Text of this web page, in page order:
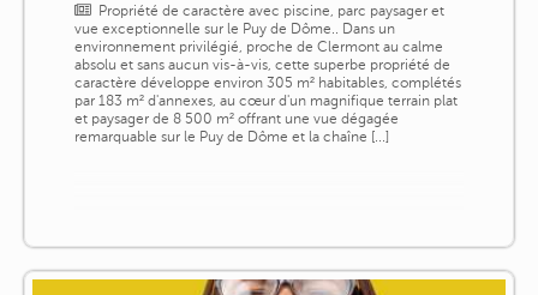
Propriété de caractère avec piscine, parc paysager et
vue exceptionnelle sur le Puy de Dôme.. Dans un
environnement privilégié, proche de Clermont au calme
absolu et sans aucun vis-à-vis, cette superbe propriété de
caractère développe environ 305 m² habitables, complétés
par 183 m² d'annexes, au cœur d'un magnifique terrain plat
et paysager de 8 500 m² offrant une vue dégagée
remarquable sur le Puy de Dôme et la chaîne [...]